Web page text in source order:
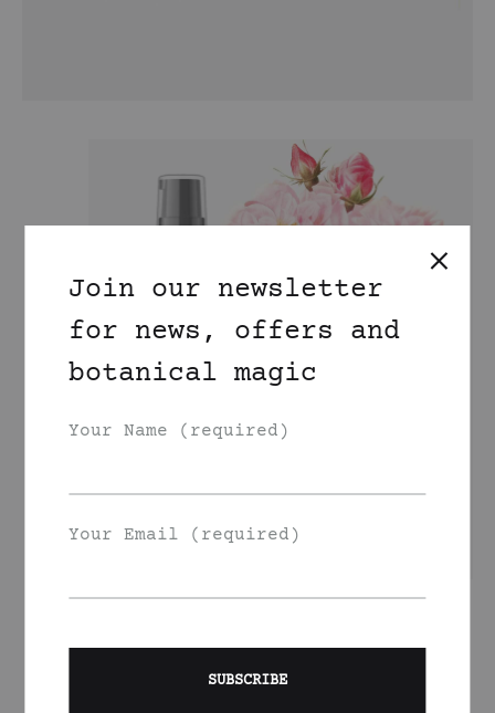
Join our newsletter
for news, offers and
botanical magic
Your Name (required)
Your Email (required)